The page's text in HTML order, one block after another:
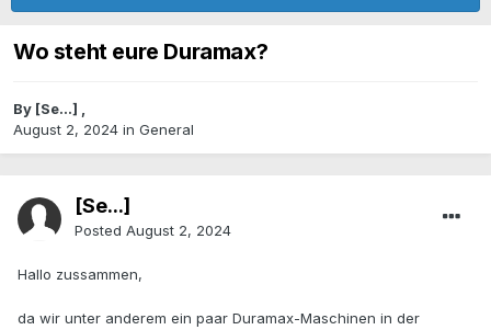
Wo steht eure Duramax?
By [Se...] ,
August 2, 2024 in General
[Se...]
Posted August 2, 2024
Hallo zussammen,
da wir unter anderem ein paar Duramax-Maschinen in der